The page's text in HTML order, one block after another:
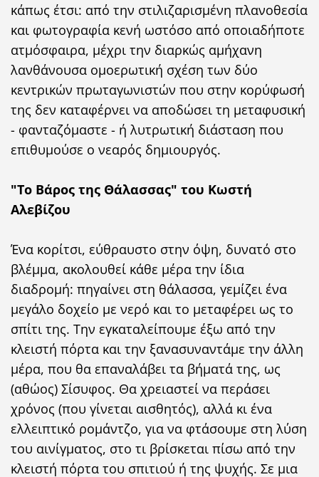
κάπως έτσι: από την στιλιζαρισμένη πλανοθεσία
και φωτογραφία κενή ωστόσο από οποιαδήποτε
ατμόσφαιρα, μέχρι την διαρκώς αμήχανη
λανθάνουσα ομοερωτική σχέση των δύο
κεντρικών πρωταγωνιστών που στην κορύφωσή
της δεν καταφέρνει να αποδώσει τη μεταφυσική
- φανταζόμαστε - ή λυτρωτική διάσταση που
επιθυμούσε ο νεαρός δημιουργός.
"Το Βάρος της Θάλασσας" του Κωστή
Αλεβίζου
Ένα κορίτσι, εύθραυστο στην όψη, δυνατό στο
βλέμμα, ακολουθεί κάθε μέρα την ίδια
διαδρομή: πηγαίνει στη θάλασσα, γεμίζει ένα
μεγάλο δοχείο με νερό και το μεταφέρει ως το
σπίτι της. Την εγκαταλείπουμε έξω από την
κλειστή πόρτα και την ξανασυναντάμε την άλλη
μέρα, που θα επαναλάβει τα βήματά της, ως
(αθώος) Σίσυφος. Θα χρειαστεί να περάσει
χρόνος (που γίνεται αισθητός), αλλά κι ένα
ελλειπτικό ρομάντζο, για να φτάσουμε στη λύση
του αινίγματος, στο τι βρίσκεται πίσω από την
κλειστή πόρτα του σπιτιού ή της ψυχής. Σε μια